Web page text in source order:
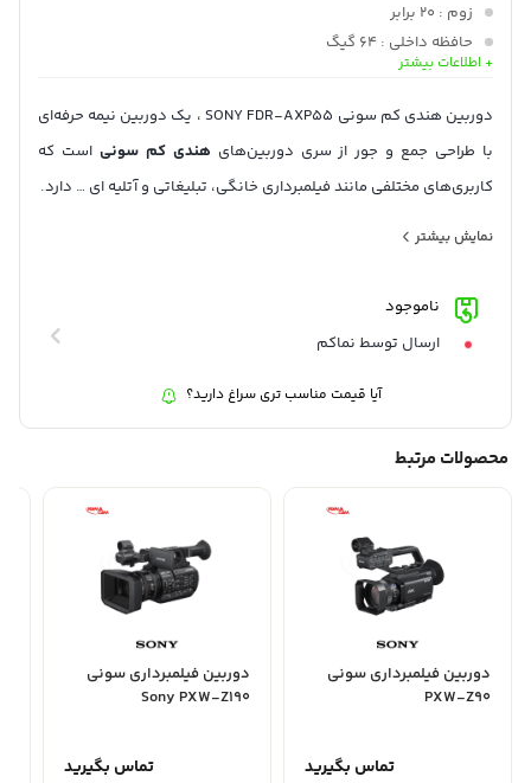
زوم : 20 برابر
حافظه داخلی : 64 گیگ
لرزشگیر: Steady shot
+ اطلاعات بیشتر
دوربین هندی کم سونی SONY FDR-AXP55 ، یک دوربین نیمه حرفه‌ای
با طراحی جمع و جور از سری دوربین‌های هندی کم سونی است که
کاربری‌های مختلفی مانند فیلمبرداری خانگی، تبلیغاتی و آتلیه ای … دارد.
از مهمترین ویژگی‌های این دوربین میتوان به لنز زایس با زوم اپتیکال
پروژکتور داخلی، میکروفون داخلی پیشرفته جهت دار و سیستم فوکوس
خودکار با سرعت بالا و صفحه نمایش چرخان لمسی اشاره کرد.
نمایش بیشتر
ناموجود
ارسال توسط نماکم
آیا قیمت مناسب تری سراغ دارید؟
محصولات مرتبط
دوربین فیلمبرداری سونی
PXW-Z90
تماس بگیرید
دوربین فیلمبرداری سونی
Sony PXW-Z190
تماس بگیرید